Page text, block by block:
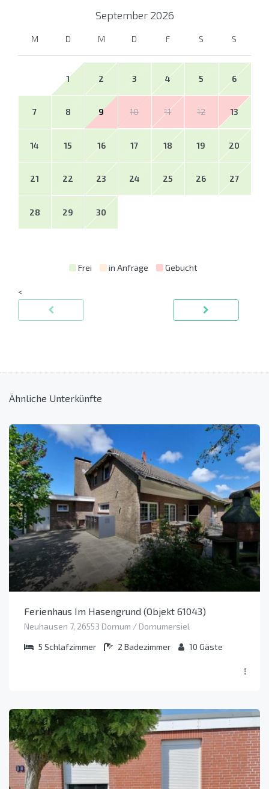
September 2026
M D M D F S S
1 2 3 4 5 6
7 8 9 10 11 12 13
14 15 16 17 18 19 20
21 22 23 24 25 26 27
28 29 30
Frei in Anfrage Gebucht
<
Ähnliche Unterkünfte
Ferienhaus Im Hasengrund (Objekt 61043)
Neuhausen 7, 26553 Dornum / Dornumersiel
5 Schlafzimmer 2 Badezimmer 10 Gäste